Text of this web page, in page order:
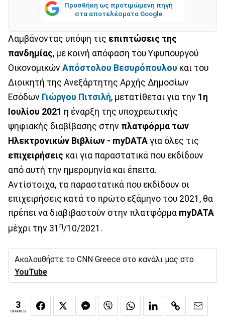
Προσθήκη ως προτιμώμενη πηγή
στα αποτελέσματα Google
Λαμβάνοντας υπόψη τις επιπτώσεις της
πανδημίας, με κοινή απόφαση του Υφυπουργού
Οικονομικών Απόστολου Βεσυρόπουλου και του
Διοικητή της Ανεξάρτητης Αρχής Δημοσίων
Εσόδων Γιώργου Πιτσιλή, μετατίθεται για την 1η
Ιουλίου 2021 η έναρξη της υποχρεωτικής
ψηφιακής διαβίβασης στην πλατφόρμα των
Ηλεκτρονικών Βιβλίων - myDATA για όλες τις
επιχειρήσεις και για παραστατικά που εκδίδουν
από αυτή την ημερομηνία και έπειτα.
Αντίστοιχα, τα παραστατικά που εκδίδουν οι
επιχειρήσεις κατά το πρώτο εξάμηνο του 2021, θα
πρέπει να διαβιβαστούν στην πλατφόρμα myDATA
μέχρι την 31 η/10/2021.
Ακολουθήστε το CNN Greece στο κανάλι μας στο
YouTube
3
SHARES